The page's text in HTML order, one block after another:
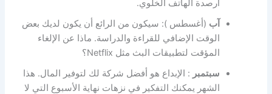
أرصدة الهاتف الخلوي.
آب (أغسطس ): سيكون من الرائع أن يكون لديك بعض
الوقت الإضافي للقراءة والدراسة. ماذا عن الإلغاء
المؤقت لتطبيقات البث مثل Netflix؟
سبتمبر : الإبداع هو أفضل شركة لك لتوفير المال. هذا
الشهر يمكنك التفكير في نزهات نهاية الأسبوع التي لا